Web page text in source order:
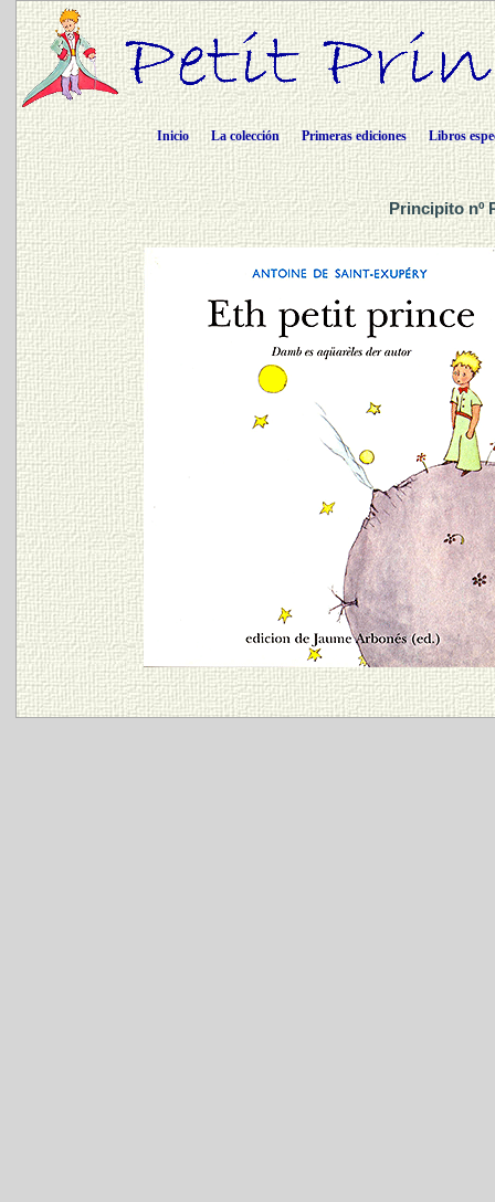
Inicio La colección Primeras ediciones Libros
Principito nº